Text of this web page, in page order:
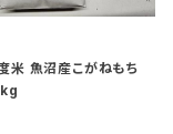
米 魚沼産こがねもち